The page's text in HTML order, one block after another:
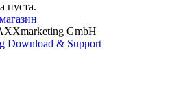
пуста.
GmbH
Download & Support